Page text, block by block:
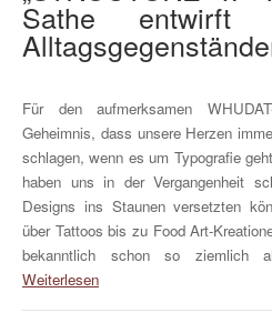
Sathe entwirft
Für den aufmerksamen
Geheimnis, dass unsere Herzen
schlagen, wenn es um Typografie
haben uns in der Vergangenheit
Designs ins Staunen versetzten
über Tattoos bis zu Food Art-
bekanntlich schon so ziemlich
Weiterlesen